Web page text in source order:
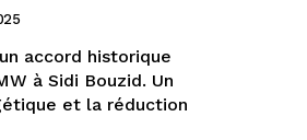
accord historique
à Sidi Bouzid. Un
et la réduction